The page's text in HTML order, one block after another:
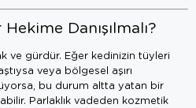
Danışılmalı?
ve gürdür. Eğer kedinizin tüyleri
veya bölgesel aşırı
bu durum altta yatan bir
Parlaklık vadeden kozmetik